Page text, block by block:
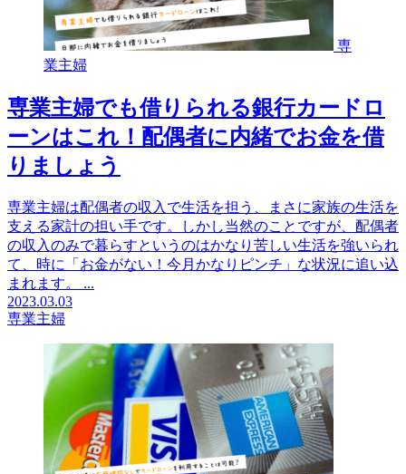
専
業主婦
専業主婦でも借りられる銀行カードロ
ーンはこれ！配偶者に内緒でお金を借
りましょう
専業主婦は配偶者の収入で生活を担う、まさに家族の生活を
支える家計の担い手です。しかし当然のことですが、配偶者
の収入のみで暮らすというのはかなり苦しい生活を強いられ
て、時に「お金がない！今月かなりピンチ」な状況に追い込
まれます。 ...
2023.03.03
専業主婦